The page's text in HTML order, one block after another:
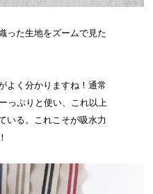
った生地をズームで見た
よく分かりますね！通常
っぷりと使い、これ以上
いる。これこそが吸水力